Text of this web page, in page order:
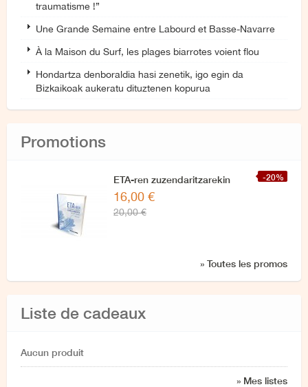
traumatisme !”
Une Grande Semaine entre Labourd et Basse-Navarre
À la Maison du Surf, les plages biarrotes voient flou
Hondartza denboraldia hasi zenetik, igo egin da
Bizkaikoak aukeratu dituztenen kopurua
Promotions
-20%
ETA-ren zuzendaritzarekin
azken elkarrizketa
16,00 €
20,00 €
» Toutes les promos
Liste de cadeaux
Aucun produit
» Mes listes